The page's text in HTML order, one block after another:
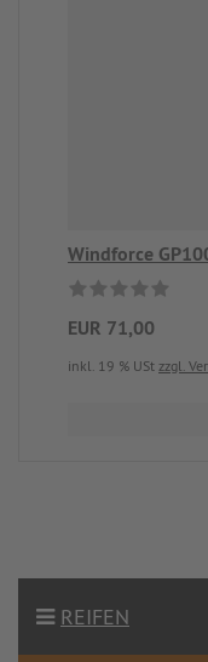
Windforce
EUR 71,00
inkl. 19 % USt zzgl.
REIFEN